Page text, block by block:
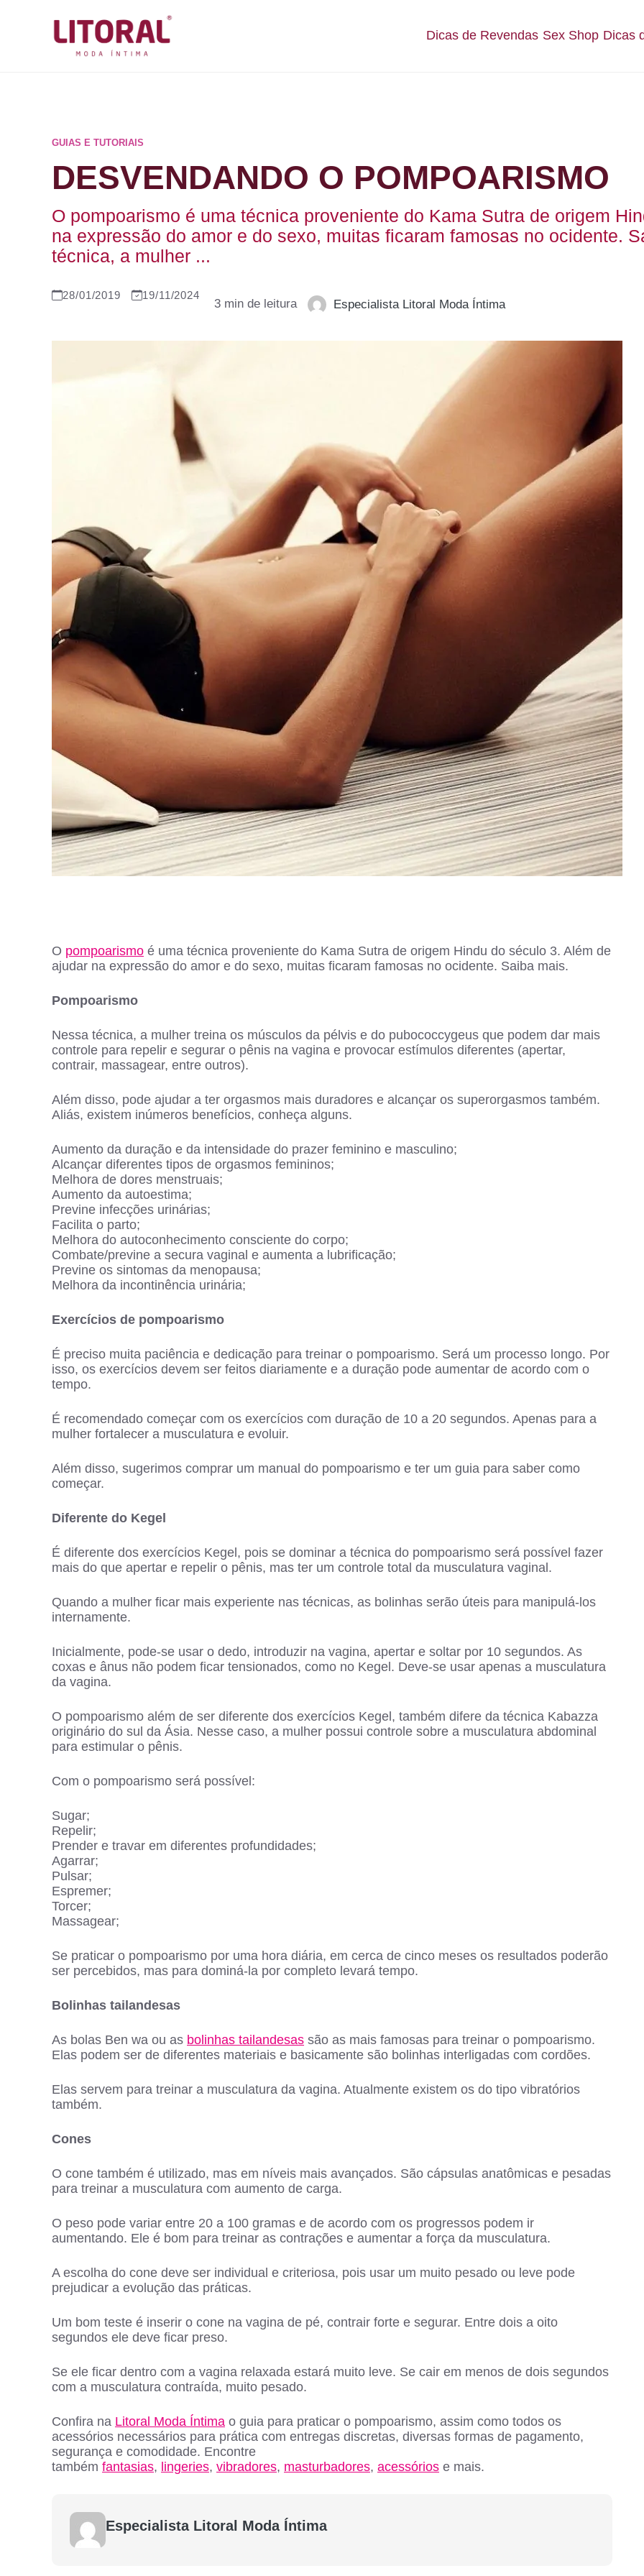
Dicas de Revendas Sex Shop Dicas
GUIAS E TUTORIAIS
DESVENDANDO O POMPOARISMO
O pompoarismo é uma técnica proveniente do Kama Sutra de origem
na expressão do amor e do sexo, muitas ficaram famosas no ocidente.
técnica, a mulher ...
28/01/2019 19/11/2024
Especialista Litoral Moda Íntima
O pompoarismo é uma técnica proveniente do Kama Sutra de origem Hindu do século 3. Além de
ajudar na expressão do amor e do sexo, muitas ficaram famosas no ocidente. Saiba mais.
Pompoarismo
Nessa técnica, a mulher treina os músculos da pélvis e do pubococcygeus que podem dar mais
controle para repelir e segurar o pênis na vagina e provocar estímulos diferentes (apertar,
contrair, massagear, entre outros).
Além disso, pode ajudar a ter orgasmos mais duradores e alcançar os superorgasmos também.
Aliás, existem inúmeros benefícios, conheça alguns.
Aumento da duração e da intensidade do prazer feminino e masculino;
Alcançar diferentes tipos de orgasmos femininos;
Melhora de dores menstruais;
Aumento da autoestima;
Previne infecções urinárias;
Facilita o parto;
Melhora do autoconhecimento consciente do corpo;
Combate/previne a secura vaginal e aumenta a lubrificação;
Previne os sintomas da menopausa;
Melhora da incontinência urinária;
Exercícios de pompoarismo
É preciso muita paciência e dedicação para treinar o pompoarismo. Será um processo longo. Por
isso, os exercícios devem ser feitos diariamente e a duração pode aumentar de acordo com o
tempo.
É recomendado começar com os exercícios com duração de 10 a 20 segundos. Apenas para a
mulher fortalecer a musculatura e evoluir.
Além disso, sugerimos comprar um manual do pompoarismo e ter um guia para saber como
começar.
Diferente do Kegel
É diferente dos exercícios Kegel, pois se dominar a técnica do pompoarismo será possível fazer
mais do que apertar e repelir o pênis, mas ter um controle total da musculatura vaginal.
Quando a mulher ficar mais experiente nas técnicas, as bolinhas serão úteis para manipulá-los
internamente.
Inicialmente, pode-se usar o dedo, introduzir na vagina, apertar e soltar por 10 segundos. As
coxas e ânus não podem ficar tensionados, como no Kegel. Deve-se usar apenas a musculatura
da vagina.
O pompoarismo além de ser diferente dos exercícios Kegel, também difere da técnica Kabazza
originário do sul da Ásia. Nesse caso, a mulher possui controle sobre a musculatura abdominal
para estimular o pênis.
Com o pompoarismo será possível:
Sugar;
Repelir;
Prender e travar em diferentes profundidades;
Agarrar;
Pulsar;
Espremer;
Torcer;
Massagear;
Se praticar o pompoarismo por uma hora diária, em cerca de cinco meses os resultados poderão
ser percebidos, mas para dominá-la por completo levará tempo.
Bolinhas tailandesas
As bolas Ben wa ou as bolinhas tailandesas são as mais famosas para treinar o pompoarismo.
Elas podem ser de diferentes materiais e basicamente são bolinhas interligadas com cordões.
Elas servem para treinar a musculatura da vagina. Atualmente existem os do tipo vibratórios
também.
Cones
O cone também é utilizado, mas em níveis mais avançados. São cápsulas anatômicas e pesadas
para treinar a musculatura com aumento de carga.
O peso pode variar entre 20 a 100 gramas e de acordo com os progressos podem ir
aumentando. Ele é bom para treinar as contrações e aumentar a força da musculatura.
A escolha do cone deve ser individual e criteriosa, pois usar um muito pesado ou leve pode
prejudicar a evolução das práticas.
Um bom teste é inserir o cone na vagina de pé, contrair forte e segurar. Entre dois a oito
segundos ele deve ficar preso.
Se ele ficar dentro com a vagina relaxada estará muito leve. Se cair em menos de dois segundos
com a musculatura contraída, muito pesado.
Confira na Litoral Moda Íntima o guia para praticar o pompoarismo, assim como todos os
acessórios necessários para prática com entregas discretas, diversas formas de pagamento,
segurança e comodidade. Encontre
também fantasias, lingeries, vibradores, masturbadores, acessórios e mais.
Especialista Litoral Moda Íntima